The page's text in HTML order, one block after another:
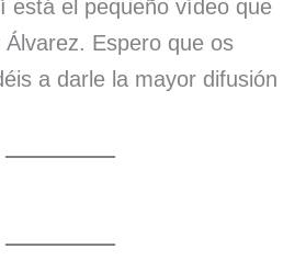
está el pequeño vídeo que
Álvarez. Espero que os
a darle la mayor difusión